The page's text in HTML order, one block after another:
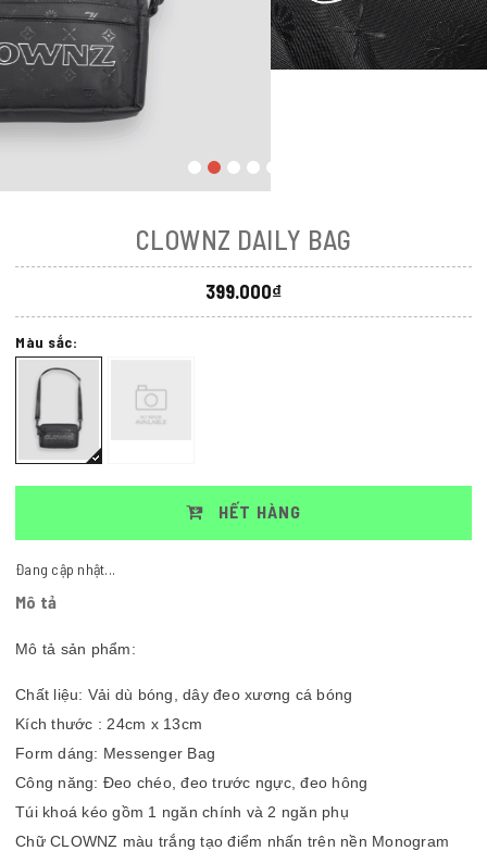
CLOWNZ DAILY BAG
399.000₫
Màu sắc:
HẾT HÀNG
Đang cập nhật...
Mô tả
Mô tả sản phẩm:
Chất liệu: Vải dù bóng, dây đeo xương cá bóng
Kích thước : 24cm x 13cm
Form dáng: Messenger Bag
Công năng: Đeo chéo, đeo trước ngực, đeo hông
Túi khoá kéo gồm 1 ngăn chính và 2 ngăn phụ
Chữ CLOWNZ màu trắng tạo điểm nhấn trên nền Monogram